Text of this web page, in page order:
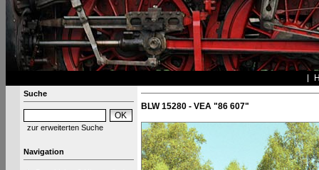
Suche
zur erweiterten Suche
Navigation
BLW 15280 - VEA "86 607"